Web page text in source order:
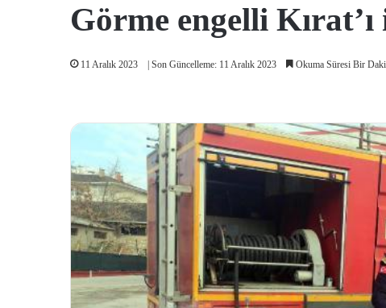
Görme engelli
11 Aralık 2023 | Son Güncelleme: 11 Aralık 2023 Okuma Süresi Bir